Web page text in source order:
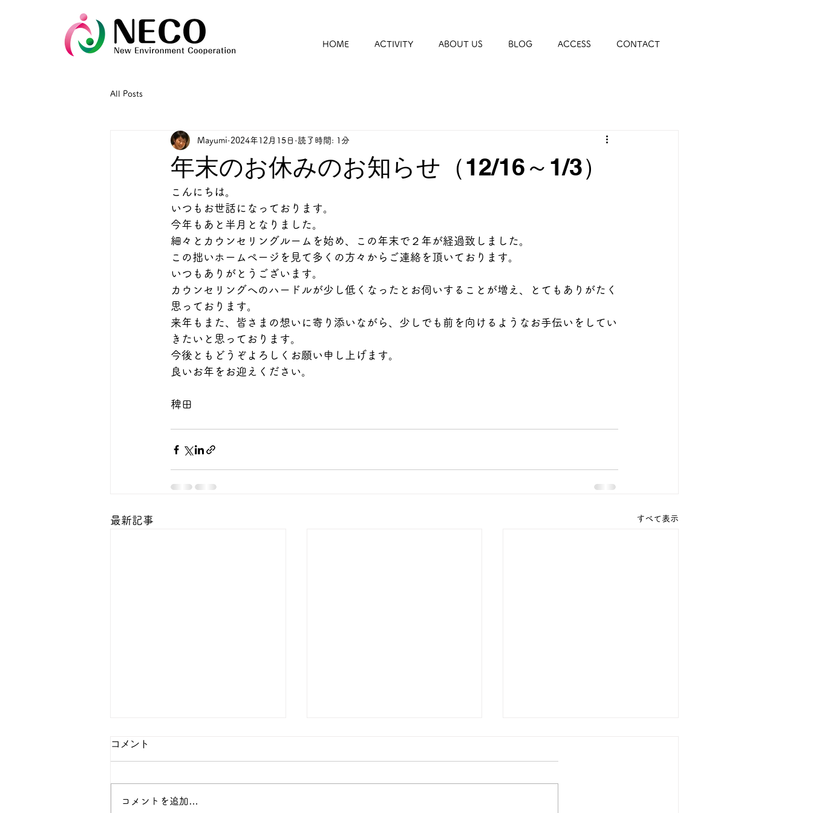
HOME ACTIVITY ABOUT US BLOG ACCESS CONTACT
All Posts
年末のお休みのお知らせ（12/16～1/3）
Mayumi 2024年12月15日 読了時間: 1分
こんにちは。
いつもお世話になっております。
今年もあと半月となりました。
細々とカウンセリングルームを始め、この年末で２年が経過致しました。
この拙いホームページを見て多くの方々からご連絡を頂いております。
いつもありがとうございます。
カウンセリングへのハードルが少し低くなったとお伺いすることが増え、とてもありがたく
思っております。
来年もまた、皆さまの想いに寄り添いながら、少しでも前を向けるようなお手伝いをしてい
きたいと思っております。
今後ともどうぞよろしくお願い申し上げます。
良いお年をお迎えください。
稗田
最新記事 すべて表示
コメント
コメントを追加…